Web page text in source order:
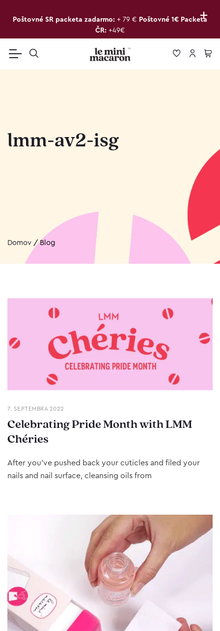
+
Poštovné SR packeta zadarmo: + 79 € Poštovné 1€ Packeta
ČR: +49€
lmm-av2-isg
Domov /Blog
7. SEPTEMBRA 2022
Celebrating Pride Month with LMM
Chéries
After you’ve pushed back your cuticles and filed your
nails and nail surface, cleansing oils from